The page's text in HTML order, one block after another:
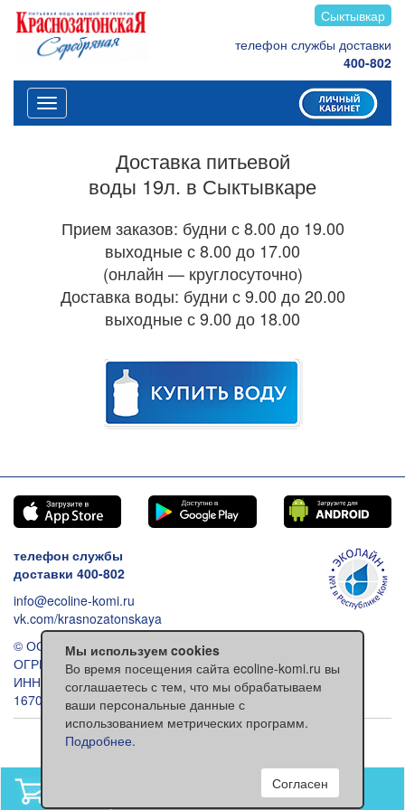
Сыктывкар
телефон службы доставки
400-802
Меню
Доставка питьевой
воды 19л. в Сыктывкаре
Прием заказов: будни с 8.00 до 19.00
выходные с 8.00 до 17.00
(онлайн — круглосуточно)
Доставка воды: будни с 9.00 до 20.00
выходные с 9.00 до 18.00
телефон службы
доставки 400-802
info@ecoline-komi.ru
vk.com/krasnozatonskaya
© ООО «Эколайн», 2026
ОГРН: 1021100512993
ИНН: 1101030557
167000 Сыктывкар ул. Ленина 118
Обычная версия сайта
нет товаров
Мы используем cookies
Во время посещения сайта ecoline-komi.ru вы
соглашаетесь с тем, что мы обрабатываем
ваши персональные данные с
использованием метрических программ.
Подробнее.
Согласен